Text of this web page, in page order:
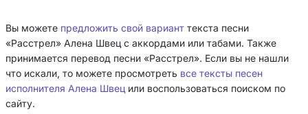
Вы можете предложить свой вариант текста песни
«Расстрел» Алена Швец с аккордами или табами. Также
принимается перевод песни «Расстрел». Если вы не нашли
что искали, то можете просмотреть все тексты песен
исполнителя Алена Швец или воспользоваться поиском по
сайту.